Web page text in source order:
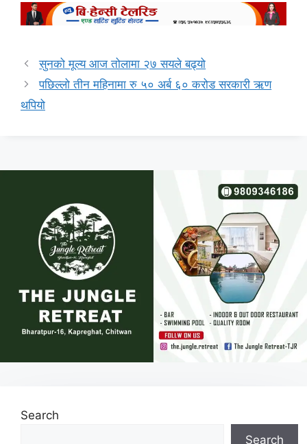
सुनको मूल्य आज तोलामा २७ सयले बढ्यो
पछिल्लो तीन महिनामा रु ५० अर्ब ६० करोड सरकारी ऋण
थपियो
Search
Search